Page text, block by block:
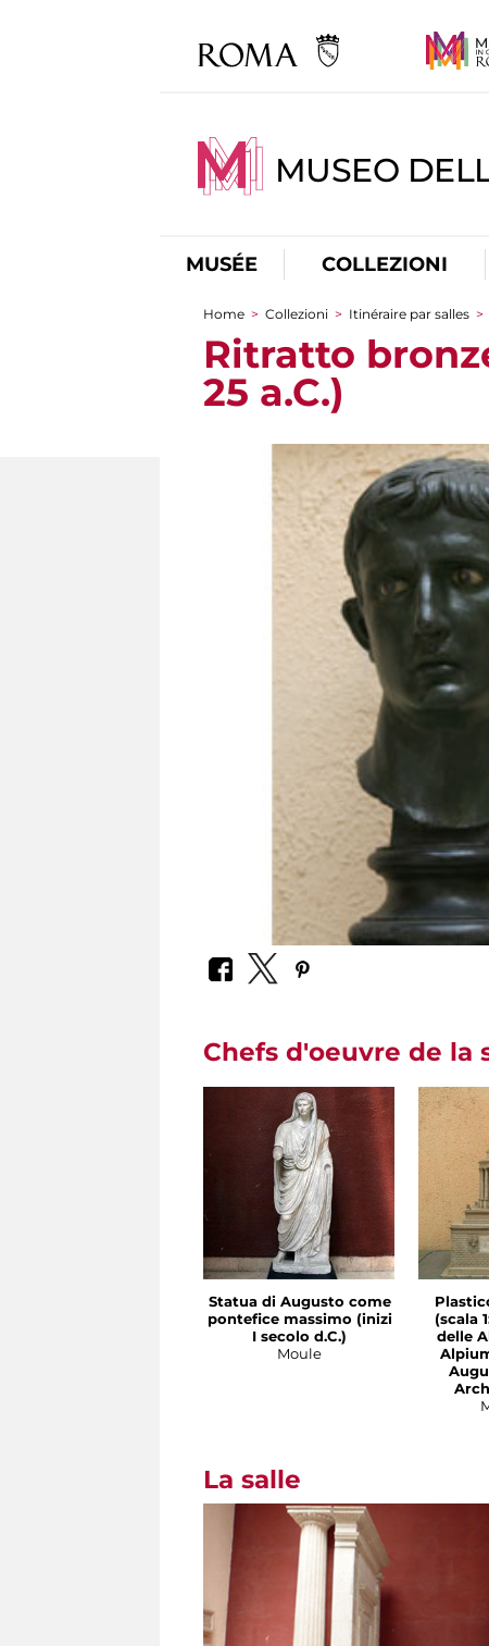
MUSEO
MUSÉE COLLEZIONI
You are here
Home > Collezioni > Itinéraire par salles >
Ritratto
25 a.C.)
Chefs d'oeuvre de la
Statua di Augusto come
pontefice massimo (inizi
I secolo d.C.)
Moule
(scala
delle
La salle